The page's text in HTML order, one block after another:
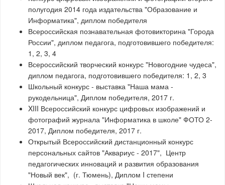
полугодия 2014 года издательства "Образование и
Информатика", диплом победителя
Всероссийская познавательная фотовикторина "Города
России", диплом педагога, подготовившего победителя:
1, 2, 3, 4
Всероссийский творческий конкурс "Новогодние чудеса",
диплом педагога, подготовившего победителя: 1, 2, 3
Школьный конкурс - выставка "Наша мама -
рукодельница", Диплом победителя, 2017 г.
XIII Всероссийский конкурс цифровых изображений и
фотографий журнала "Информатика в школе" ФОТО 2-
2017, Диплом победителя, 2017 г.
Открытый Всероссийский дистанционный конкурс
персональных сайтов "Аквариус - 2017", Центр
педагогических инноваций и развития образования
"Новый век", (г. Тюмень), Диплом I степени